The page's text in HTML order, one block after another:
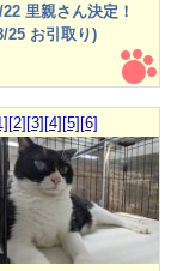
22 里親さん決定！
25 お引取り)
[2] [3] [4] [5] [6]